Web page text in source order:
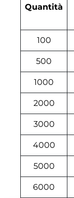
Quantità
100
500
1000
2000
3000
4000
5000
6000